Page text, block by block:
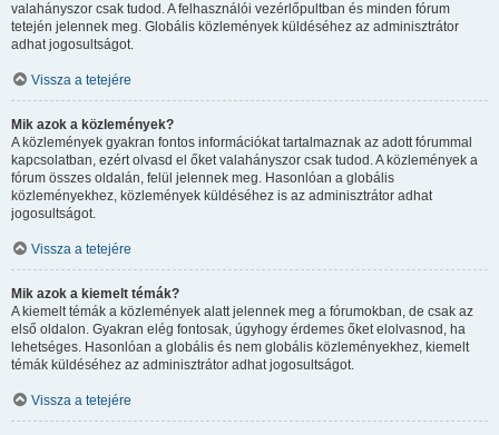
valahányszor csak tudod. A felhasználói vezérlőpultban és minden fórum
tetején jelennek meg. Globális közlemények küldéséhez az adminisztrátor
adhat jogosultságot.
Vissza a tetejére
Mik azok a közlemények?
A közlemények gyakran fontos információkat tartalmaznak az adott fórummal
kapcsolatban, ezért olvasd el őket valahányszor csak tudod. A közlemények a
fórum összes oldalán, felül jelennek meg. Hasonlóan a globális
közleményekhez, közlemények küldéséhez is az adminisztrátor adhat
jogosultságot.
Vissza a tetejére
Mik azok a kiemelt témák?
A kiemelt témák a közlemények alatt jelennek meg a fórumokban, de csak az
első oldalon. Gyakran elég fontosak, úgyhogy érdemes őket elolvasnod, ha
lehetséges. Hasonlóan a globális és nem globális közleményekhez, kiemelt
témák küldéséhez az adminisztrátor adhat jogosultságot.
Vissza a tetejére